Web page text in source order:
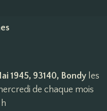
1945, 93140, Bondy les
de chaque mois